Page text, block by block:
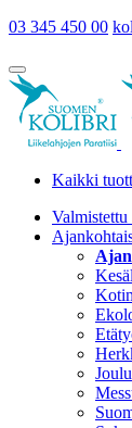
03 345 450 00
Kaikki
Valmistettu
Joulu